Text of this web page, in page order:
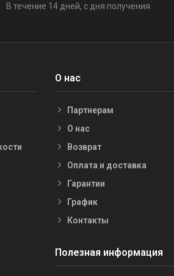
В течение 14 дней, с дня получения
О нас
Партнерам
О нас
Возврат
Оплата и доставка
Гарантии
График
Контакты
Полезная информация